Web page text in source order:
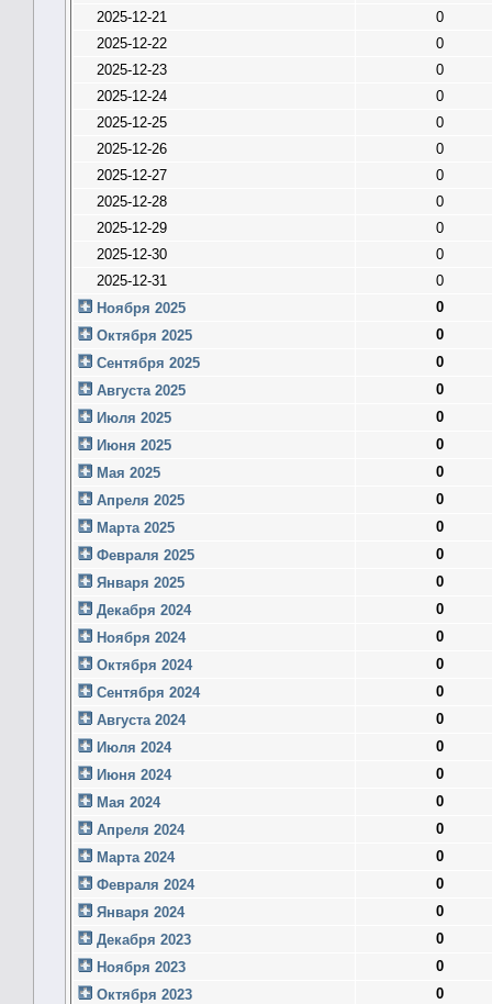
2025-12-21
0
2025-12-22
0
2025-12-23
0
2025-12-24
0
2025-12-25
0
2025-12-26
0
2025-12-27
0
2025-12-28
0
2025-12-29
0
2025-12-30
0
2025-12-31
0
Ноября 2025
0
Октября 2025
0
Сентября 2025
0
Августа 2025
0
Июля 2025
0
Июня 2025
0
Мая 2025
0
Апреля 2025
0
Марта 2025
0
Февраля 2025
0
Января 2025
0
Декабря 2024
0
Ноября 2024
0
Октября 2024
0
Сентября 2024
0
Августа 2024
0
Июля 2024
0
Июня 2024
0
Мая 2024
0
Апреля 2024
0
Марта 2024
0
Февраля 2024
0
Января 2024
0
Декабря 2023
0
Ноября 2023
0
Октября 2023
0